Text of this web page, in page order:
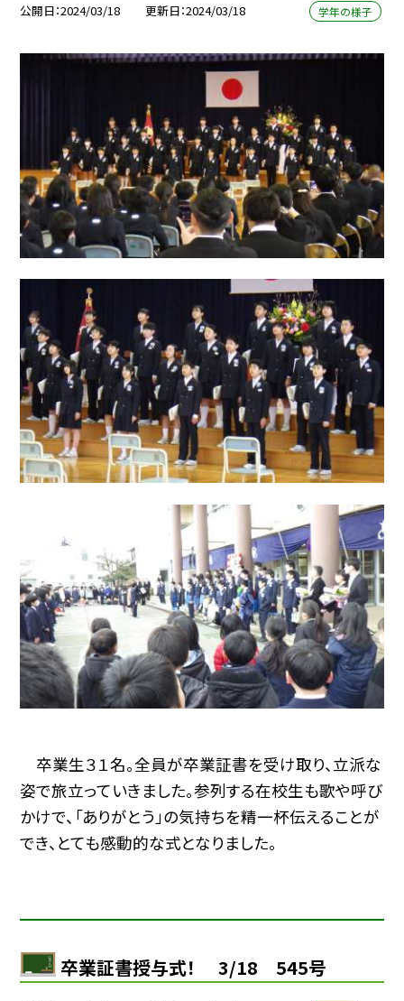
公開日 2024/03/18 更新日 2024/03/18 学年の様子
卒業生３１名。全員が卒業証書を受け取り、立派な
姿で旅立っていきました。参列する在校生も歌や呼び
かけで、「ありがとう」の気持ちを精一杯伝えることが
でき、とても感動的な式となりました。
卒業証書授与式！ 3/18 545号